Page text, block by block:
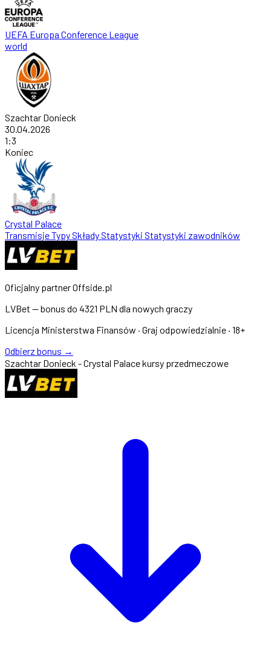
UEFA Europa Conference League
world
Szachtar Donieck
30.04.2026
1:3
Koniec
Crystal Palace
TransmisjeTypySkładyStatystyki Statystyki zawodników
Oficjalny partner Offside.pl
LVBet — bonus do 4321 PLN dla nowych graczy
Licencja Ministerstwa Finansów · Graj odpowiedzialnie · 18+
Odbierz bonus →
Szachtar Donieck - Crystal Palace kursy przedmeczowe